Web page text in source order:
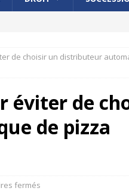
de choisir un distributeur
éviter de
de pizza
fermés